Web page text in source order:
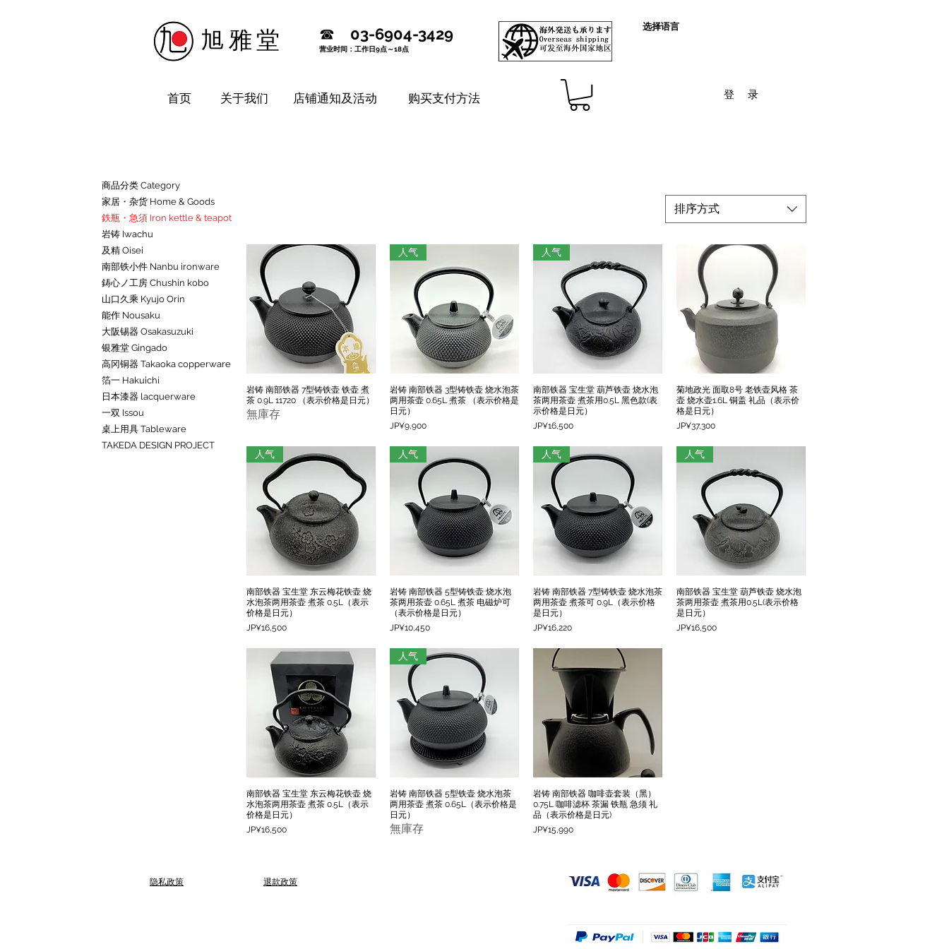
​旭雅堂 ☎ 03-6904-3429
营业时间：工作日9点～18点
首页 关于我们 店铺通知及活动 购买支付方法
选择语言
登 录
排序方式
快速瀏覽
岩铸 南部铁器 7型铸铁壶 铁壶 煮
茶 0.9L 11720 （表示价格是日元）
無庫存
快速瀏覽
人气
岩铸 南部铁器 3型铸铁壶 烧水泡茶
两用茶壶 0.65L 煮茶 （表示价格是
日元）
價格
JP¥9,900
快速瀏覽
人气
南部铁器 宝生堂 葫芦铁壶 烧水泡
茶两用茶壶 煮茶用0.5L 黑色款(表
示价格是日元）
價格
JP¥16,500
快速瀏覽
菊地政光 面取8号 老铁壶风格 茶
壶 烧水壶1.6L 铜盖 礼品（表示价
格是日元）
價格
JP¥37,300
快速瀏覽
人气
南部铁器 宝生堂 东云梅花铁壶 烧
水泡茶两用茶壶 煮茶 0.5L（表示
价格是日元）
價格
JP¥16,500
快速瀏覽
人气
岩铸 南部铁器 5型铸铁壶 烧水泡
茶两用茶壶 0.65L 煮茶 电磁炉可
（表示价格是日元）
價格
JP¥10,450
快速瀏覽
人气
岩铸 南部铁器 7型铸铁壶 烧水泡茶
两用茶壶 煮茶可 0.9L（表示价格
是日元）
價格
JP¥16,220
快速瀏覽
人气
南部铁器 宝生堂 葫芦铁壶 烧水泡
茶两用茶壶 煮茶用0.5L(表示价格
是日元）
價格
JP¥16,500
快速瀏覽
南部铁器 宝生堂 东云梅花铁壶 烧
水泡茶两用茶壶 煮茶 0.5L（表示
价格是日元）
價格
JP¥16,500
快速瀏覽
人气
岩铸 南部铁器 5型铁壶 烧水泡茶
两用茶壶 煮茶 0.65L（表示价格是
日元）
無庫存
快速瀏覽
岩铸 南部铁器 咖啡壶套装（黑）
0.75L 咖啡滤杯 茶漏 铁瓶 急须 礼
品（表示价格是日元)
價格
JP¥15,990
商品分类 Category
家居・杂货 Home & Goods
鉄瓶・急須 Iron kettle & teapot
岩铸 Iwachu
及精 Oisei
南部铁小件 Nanbu ironware
鋳心ノ工房 Chushin kobo
山口久乘 Kyujo Orin
能作 Nousaku
大阪锡器 Osakasuzuki
银雅堂 Gingado
高冈铜器 Takaoka copperware
箔一 Hakuichi
日本漆器 lacquerware
一双 Issou
桌上用具 Tableware
TAKEDA DESIGN PROJECT
​隐私政策 退款政策